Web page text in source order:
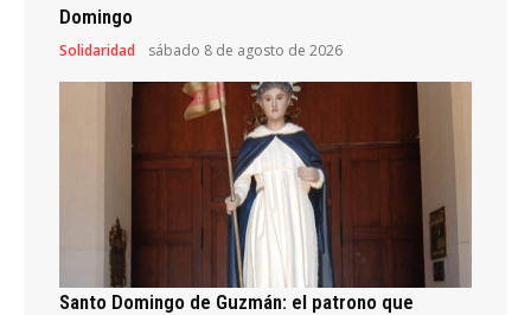
Domingo
Solidaridad sábado 8 de agosto de 2026
Santo Domingo de Guzmán: el patrono que